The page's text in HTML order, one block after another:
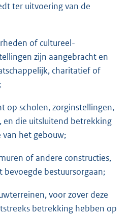
ter uitvoering van de
of cultureel-
zijn aangebracht en
charitatief of
op scholen, zorginstellingen,
en die uitsluitend betrekking
het gebouw;
of andere constructies,
bevoegde bestuursorgaan;
voor zover deze
betrekking hebben op